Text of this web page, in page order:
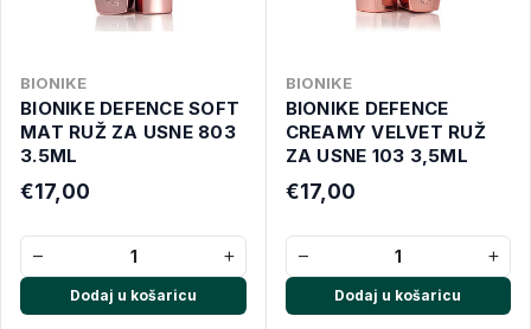
BIONIKE
BIONIKE DEFENCE SOFT
MAT RUŽ ZA USNE 803
3.5ML
€17,00
− +
Dodaj u košaricu
BIONIKE
BIONIKE DEFENCE
CREAMY VELVET RUŽ
ZA USNE 103 3,5ML
€17,00
− +
Dodaj u košaricu